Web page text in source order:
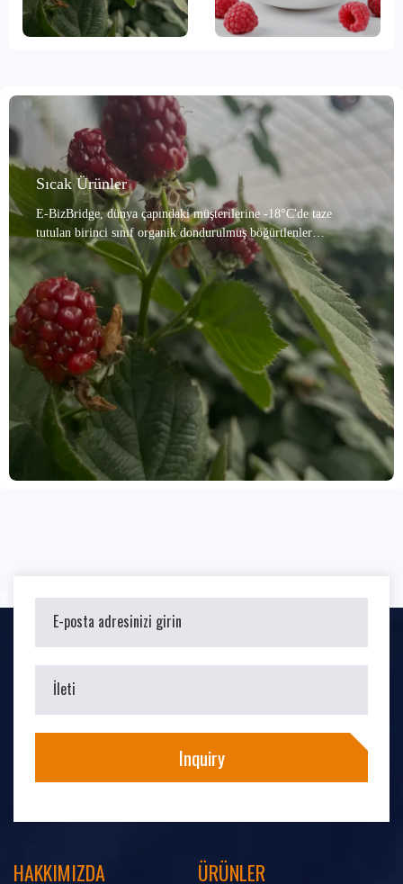
Sıcak Ürünler
E-BizBridge, dünya çapındaki müşterilerine -18°C'de taze
tutulan birinci sınıf organik dondurulmuş böğürtlenler
sunmaktadır. Bu böğürtlenler, birinci sınıf yetiştirme
alanlarından tedarik edilmekte ve her meyve, %95'i aşan bir
meyve bütünlüğü oranıyla sonuçlanan üç aşamalı titiz bir manuel
elemeden geçirilerek dolgun ve bütün meyveler elde
edilmektedir. Gelişmiş hızlı dondurma teknolojisi, böğürtlenlerin
doğal lezzetini, rengini ve besin değerlerini en üst düzeyde
korur. E-BizBridge, HACCP, KOSHER, ISO 22000 ve Helal
gibi uluslararası sertifikalara sahip olup güvenilir kaliteyi garanti
etmektedir. Sağlıklı yaşamı önceliklendiren Avrupa ve Amerika
pazarlarından, doğal içeriklere değer veren Asya pazarına kadar,
bu dondurulmuş böğürtlenler yüksek kaliteli içeriklere olan
talebi karşılamaktadır. Ayrıca esnek, özelleştirilmiş paketleme
hizmetleri, kapsamlı ürün tanıtım desteği ve hızlı kalite yanıtı
HAKKIMIZDA ÜRÜNLER